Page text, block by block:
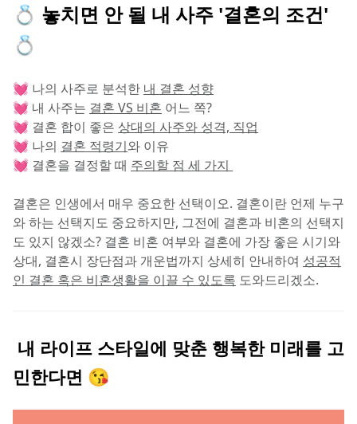
💍 놓치면 안 될 내 사주 '결혼의 조건'
💍
💓 나의 사주로 분석한 내 결혼 성향
💓 내 사주는 결혼 VS 비혼 어느 쪽?
💓 결혼 합이 좋은 상대의 사주와 성격, 직업
💓 나의 결혼 적령기와 이유
💓 결혼을 결정할 때 주의할 점 세 가지
결혼은 인생에서 매우 중요한 선택이오. 결혼이란 언제 누구
와 하는 선택지도 중요하지만, 그전에 결혼과 비혼의 선택지
도 있지 않겠소? 결혼 비혼 여부와 결혼에 가장 좋은 시기와
상대, 결혼시 장단점과 개운법까지 상세히 안내하여 성공적
인 결혼 혹은 비혼생활을 이끌 수 있도록 도와드리겠소.
 내 라이프 스타일에 맞춘 행복한 미래를 고
민한다면 😘